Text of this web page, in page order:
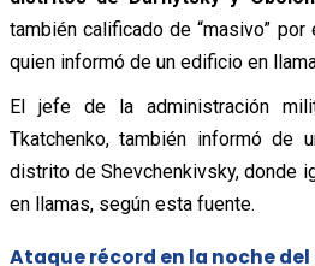
también calificado de “masivo”
quien informó de un edificio en
El jefe de la administración
Tkatchenko, también informó de
distrito de Shevchenkivsky, donde
en llamas, según esta fuente.
Ataque récord en la noche